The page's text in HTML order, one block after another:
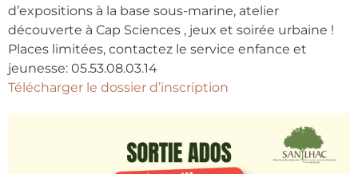
d’expositions à la base sous-marine, atelier
découverte à Cap Sciences , jeux et soirée urbaine !
Places limitées, contactez le service enfance et
jeunesse: 05.53.08.03.14
Télécharger le dossier d’inscription